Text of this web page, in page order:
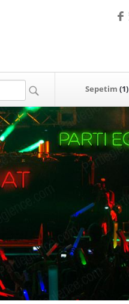
Sepetim (1)